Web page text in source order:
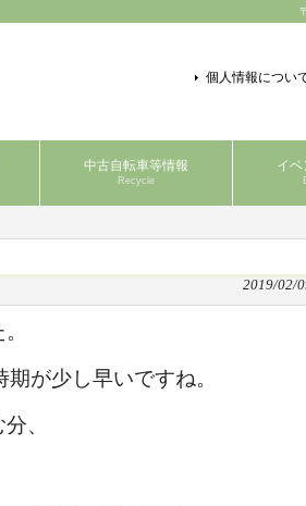
個人情報につい
中古自転車等情報
Recycle
イベ
2019/02/
が少し早いですね。
、